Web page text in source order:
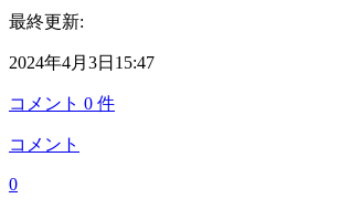
最終更新:
2024年4月3日15:47
コメント 0 件
コメント
0